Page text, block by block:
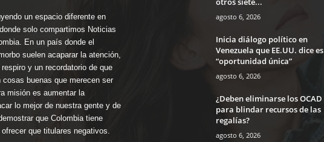
un espacio diferente en
solo compartimos Noticias
En un país donde el
suelen acaparar la atención,
y un recordatorio de que
cosas buenas que merecen ser
misión es aumentar la
lo mejor de nuestra gente y de
que Colombia tiene
que titulares negativos.
agosto 6, 2026
Inicia diálogo político en
Venezuela que EE.UU. dice es
“oportunidad única”
agosto 6, 2026
¿Deben eliminarse los OCAD
para blindar recursos de las
regalías?
agosto 6, 2026